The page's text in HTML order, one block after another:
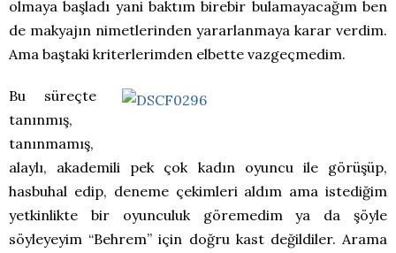
olmaya başladı yani baktım birebir bulamayacağım ben
de makyajın nimetlerinden yararlanmaya karar verdim.
Ama baştaki kriterlerimden elbette vazgeçmedim.
Bu süreçte
tanınmış,
tanınmamış,
alaylı, akademili pek çok kadın oyuncu ile görüşüp,
hasbuhal edip, deneme çekimleri aldım ama istediğim
yetkinlikte bir oyunculuk göremedim ya da şöyle
söyleyeyim “Behrem” için doğru kast değildiler. Arama